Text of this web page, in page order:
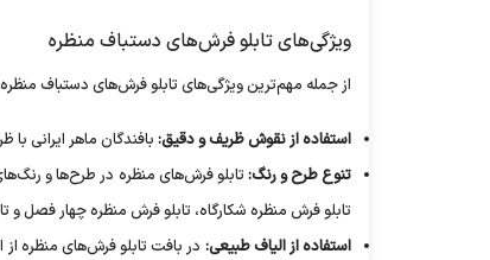
ویژگی‌های تابلو فرش‌های دستباف منظره
از جمله مهم‌ترین ویژگی‌های تابلو فرش‌های دستباف منظره
استفاده از نقوش ظریف و دقیق:بافندگان ماهر ایرانی
تنوع طرح و رنگ: تابلو فرش‌های منظره در طرح‌ها و
تابلو فرش منظره شکارگاه، تابلو فرش منظره چهار فصل و
استفاده از الیاف طبیعی: در بافت تابلو فرش‌های منظره